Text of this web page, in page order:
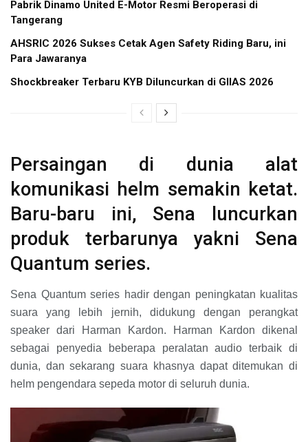
Pabrik Dinamo United E-Motor Resmi Beroperasi di
Tangerang
AHSRIC 2026 Sukses Cetak Agen Safety Riding Baru, ini
Para Jawaranya
Shockbreaker Terbaru KYB Diluncurkan di GIIAS 2026
Persaingan di dunia alat
komunikasi helm semakin ketat.
Baru-baru ini, Sena luncurkan
produk terbarunya yakni Sena
Quantum series.
Sena Quantum series hadir dengan peningkatan kualitas
suara yang lebih jernih, didukung dengan perangkat
speaker dari Harman Kardon. Harman Kardon dikenal
sebagai penyedia beberapa peralatan audio terbaik di
dunia, dan sekarang suara khasnya dapat ditemukan di
helm pengendara sepeda motor di seluruh dunia.